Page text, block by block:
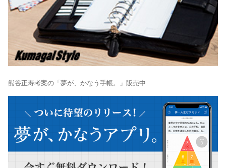
熊谷正寿考案の「夢が、かなう手帳。」販売中